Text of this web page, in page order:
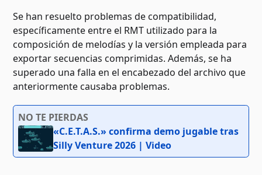
Se han resuelto problemas de compatibilidad,
específicamente entre el RMT utilizado para la
composición de melodías y la versión empleada para
exportar secuencias comprimidas. Además, se ha
superado una falla en el encabezado del archivo que
anteriormente causaba problemas.
NO TE PIERDAS
«C.E.T.A.S.» confirma demo jugable tras
Silly Venture 2026 | Video